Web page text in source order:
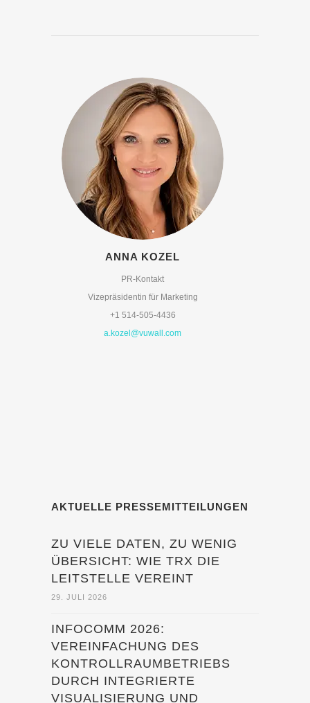
ANNA KOZEL
PR-Kontakt
Vizepräsidentin für Marketing
+1 514-505-4436
a.kozel@vuwall.com
AKTUELLE PRESSEMITTEILUNGEN
ZU VIELE DATEN, ZU WENIG
ÜBERSICHT: WIE TRX DIE
LEITSTELLE VEREINT
29. JULI 2026
INFOCOMM 2026:
VEREINFACHUNG DES
KONTROLLRAUMBETRIEBS
DURCH INTEGRIERTE
VISUALISIERUNG UND